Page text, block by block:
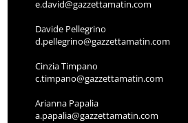
e.david@gazzettamatin.com
Davide Pellegrino
d.pellegrino@gazzettamatin.com
Cinzia Timpano
c.timpano@gazzettamatin.com
Arianna Papalia
a.papalia@gazzettamatin.com